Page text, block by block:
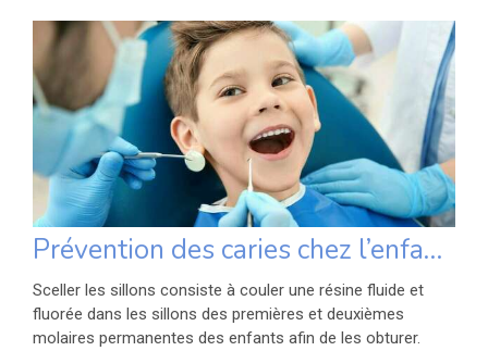
Prévention des caries chez l’enfant : le scellement des sillons
Sceller les sillons consiste à couler une résine fluide et
fluorée dans les sillons des premières et deuxièmes
molaires permanentes des enfants afin de les obturer.